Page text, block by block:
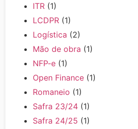
ITR (1)
LCDPR (1)
Logística (2)
Mão de obra (1)
NFP-e (1)
Open Finance (1)
Romaneio (1)
Safra 23/24 (1)
Safra 24/25 (1)